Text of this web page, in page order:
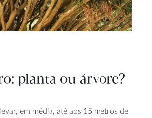
planta ou árvore?
em média, até aos 15 metros de